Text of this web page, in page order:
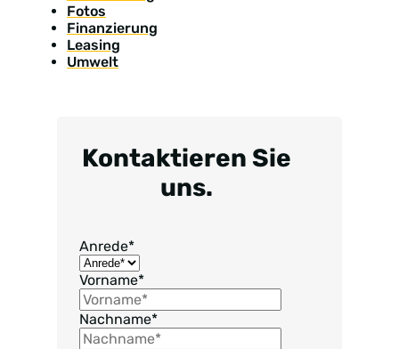
Fotos
Finanzierung
Leasing
Umwelt
Kontaktieren Sie
uns.
Anrede*
Vorname*
Nachname*